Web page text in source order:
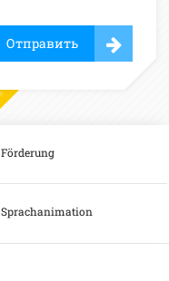
Отправить
Förderung
Sprachanimation